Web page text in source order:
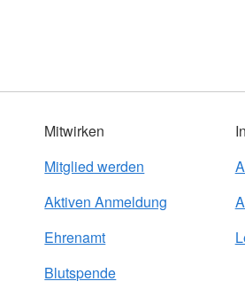
Mitwirken
Mitglied werden
Aktiven Anmeldung
Ehrenamt
Blutspende